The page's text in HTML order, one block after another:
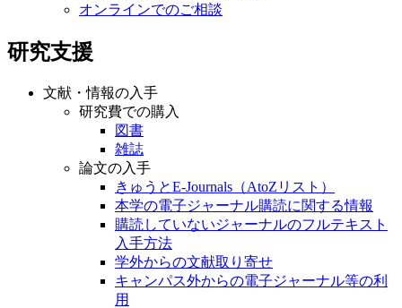
オンラインでのご相談
研究支援
文献・情報の入手
研究費での購入
図書
雑誌
論文の入手
きゅうとE-Journals（AtoZリスト）
本学の電子ジャーナル購読に関する情報
購読していないジャーナルのフルテキスト
入手方法
学外からの文献取り寄せ
キャンパス外からの電子ジャーナル等の利
用